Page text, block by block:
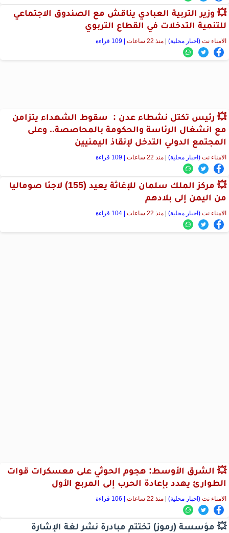
💥 وزير التربية العبادي يناقش مع الصندوق الاجتماعي
للتنمية التدخلات في القطاع التربوي
الامناء نت (اخبار محلية) منذ 22 ساعات
💥 رئيس تكتل نشطاء عدن : سقوط الشهداء يتزامن
مع انشغال الرئاسة والحكومة بالمحاصصة.. وعلى
المجتمع الدولي التدخل لإنقاذ اليمنيين
الامناء نت (اخبار محلية) منذ 22 ساعات
💥 مركز الملك سلمان للإغاثة يعيد (155) لاجئا صوماليا
من اليمن إلى بلادهم
الامناء نت (اخبار محلية) منذ 22 ساعات
💥 الشرق الأوسط: هجوم الحوثي على معسكرات قوات
الطوارئ يهدد بإعادة الحرب إلى المربع الأول
الامناء نت (اخبار محلية) منذ 22 ساعات
💥 مؤسسة (رموز) تختتم مبادرة نشر لغة الإشارة